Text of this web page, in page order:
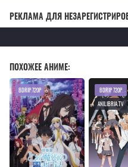
РЕКЛАМА ДЛЯ
ПОХОЖЕЕ АНИМЕ:
BDRIP 720P
BDRIP 720P
ANILIBRIA.TV